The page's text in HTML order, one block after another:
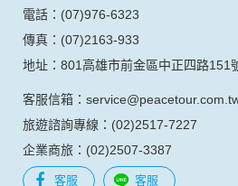
本網站將在事前或註冊登錄取得您的
或電子郵件給您。本公司除了在該資
本公司發送，也會在該資料或電子郵
收這些資料或電子郵件的方法及說明
資料使用:
本公司不會向任何人出售或出借您的
資料：
1.遵守法令或政府機關的要求；或我
電話：(07)976-6323
傳真：(07)2163-933
地址：801高雄市前金區中正四路151
客服信箱：
旅遊諮詢專線：(02)2517-7227
企業商旅：(02)2507-3387
客服 客服